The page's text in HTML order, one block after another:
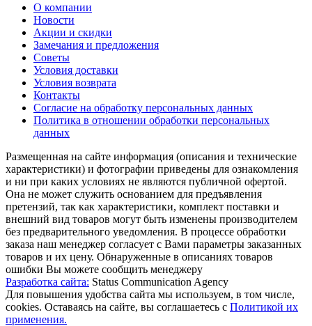
О компании
Новости
Акции и скидки
Замечания и предложения
Советы
Условия доставки
Условия возврата
Контакты
Согласие на обработку персональных данных
Политика в отношении обработки персональных
данных
Размещенная на сайте информация (описания и технические
характеристики) и фотографии приведены для ознакомления
и ни при каких условиях не являются публичной офертой.
Она не может служить основанием для предъявления
претензий, так как характеристики, комплект поставки и
внешний вид товаров могут быть изменены производителем
без предварительного уведомления. В процессе обработки
заказа наш менеджер согласует с Вами параметры заказанных
товаров и их цену. Обнаруженные в описаниях товаров
ошибки Вы можете сообщить менеджеру
Разработка сайта: Status Communication Agency
Для повышения удобства сайта мы используем, в том числе,
cookies. Оставаясь на сайте, вы соглашаетесь с Политикой их
применения.